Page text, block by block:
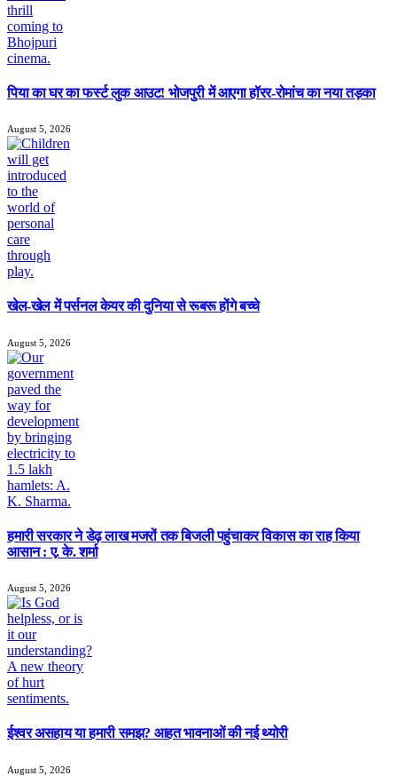
पिया का घर का फर्स्ट लुक आउट! भोजपुरी में आएगा हॉरर-रोमांच का नया तड़का
August 5, 2026
खेल-खेल में पर्सनल केयर की दुनिया से रूबरू होंगे बच्चे
August 5, 2026
हमारी सरकार ने डेढ़ लाख मजरों तक बिजली पहुंचाकर विकास का राह किया
आसान : ए. के. शर्मा
August 5, 2026
ईश्वर असहाय या हमारी समझ? आहत भावनाओं की नई थ्योरी
August 5, 2026